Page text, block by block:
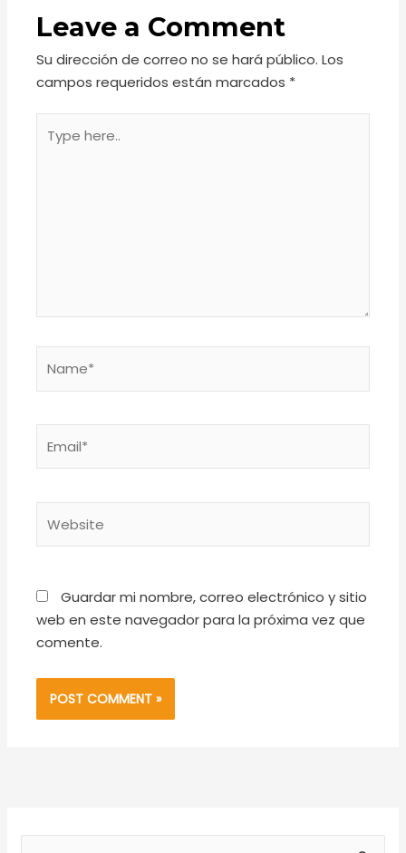
Leave a Comment
Su dirección de correo no se hará público. Los
campos requeridos están marcados *
here..
Guardar mi nombre, correo electrónico y sitio
web en este navegador para la próxima vez que
comente.